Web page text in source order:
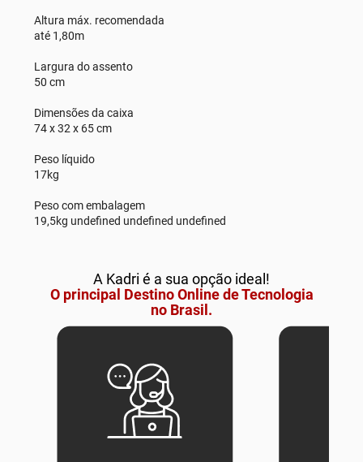
Altura máx. recomendada
até 1,80m
Largura do assento
50 cm
Dimensões da caixa
74 x 32 x 65 cm
Peso líquido
17kg
Peso com embalagem
19,5kg undefined undefined undefined
A Kadri é a sua opção ideal!
O principal Destino Online de Tecnologia
no Brasil.